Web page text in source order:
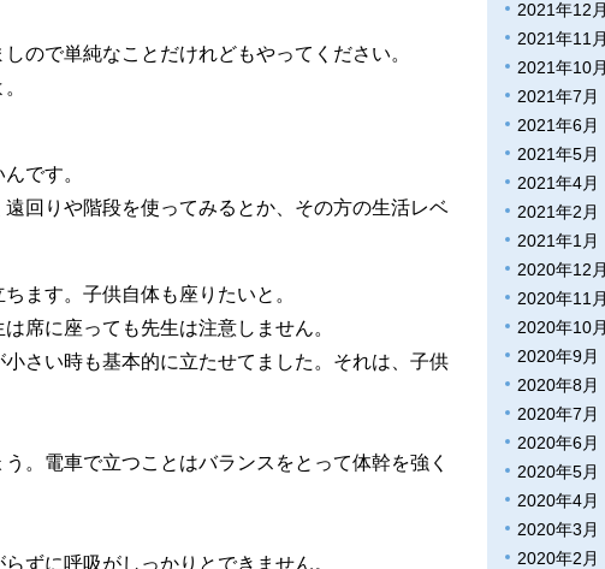
ので単純なことだけれどもやってください。
です。
回りや階段を使ってみるとか、その方の生活レベ
ます。子供自体も座りたいと。
席に座っても先生は注意しません。
さい時も基本的に立たせてました。それは、子供
。電車で立つことはバランスをとって体幹を強く
ずに呼吸がしっかりとできません。
2021年12月
2021年11月
2021年10月
2021年7月
2021年6月
2021年5月
2021年4月
2021年2月
2021年1月
2020年12月
2020年11月
2020年10月
2020年9月
2020年8月
2020年7月
2020年6月
2020年5月
2020年4月
2020年3月
2020年2月